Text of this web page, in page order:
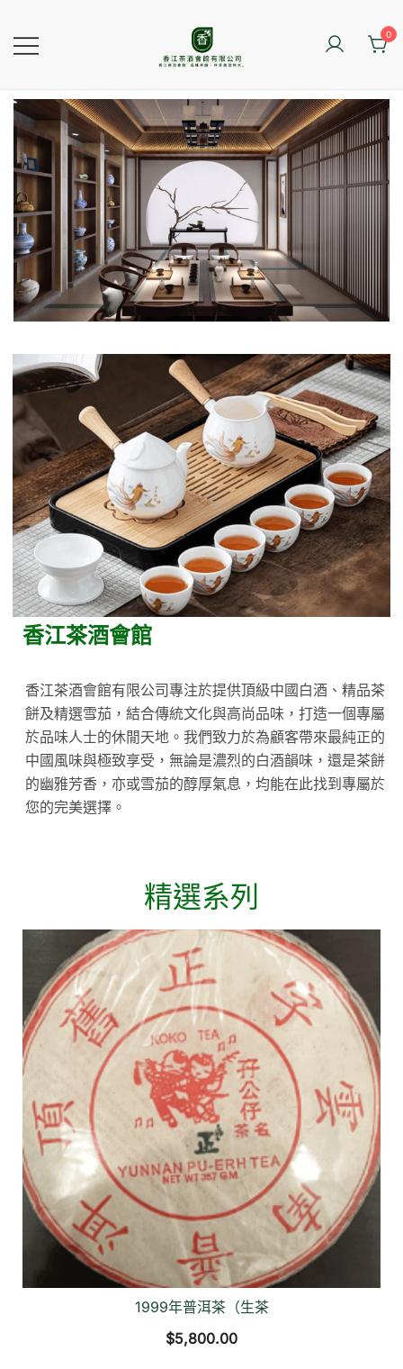
0
香江茶酒會館
香江茶酒會館有限公司專注於提供頂級中國白酒、精品茶
餅及精選雪茄，結合傳統文化與高尚品味，打造一個專屬
於品味人士的休閒天地。我們致力於為顧客帶來最純正的
中國風味與極致享受，無論是濃烈的白酒韻味，還是茶餅
的幽雅芳香，亦或雪茄的醇厚氣息，均能在此找到專屬於
您的完美選擇。
精選系列
1999年普洱茶（生茶
$5,800.00